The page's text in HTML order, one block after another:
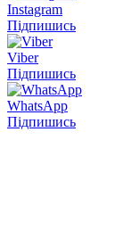
Instagram
Підпишись
Viber
Підпишись
WhatsApp
Підпишись